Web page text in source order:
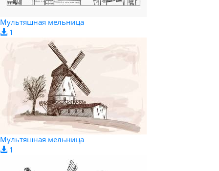
Мультяшная мельница
1
Мультяшная мельница
1